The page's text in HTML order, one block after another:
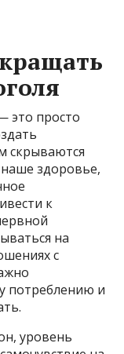
это просто
скрываются
здоровье,
к
на
с
потреблению и
уровень